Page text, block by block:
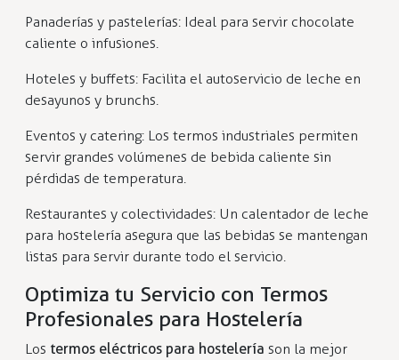
Panaderías y pastelerías: Ideal para servir chocolate
caliente o infusiones.
Hoteles y buffets: Facilita el autoservicio de leche en
desayunos y brunchs.
Eventos y catering: Los termos industriales permiten
servir grandes volúmenes de bebida caliente sin
pérdidas de temperatura.
Restaurantes y colectividades: Un calentador de leche
para hostelería asegura que las bebidas se mantengan
listas para servir durante todo el servicio.
Optimiza tu Servicio con Termos
Profesionales para Hostelería
Los termos eléctricos para hostelería son la mejor